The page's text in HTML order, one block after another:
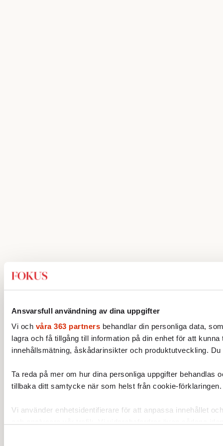
Ansvarsfull användning av dina uppgifter
Vi och våra 363 partners behandlar din personliga data,
lagra och få tillgång till information på din enhet för att
innehållsmätning, åskådarinsikter och produktutveckling.
Ta reda på mer om hur dina personliga uppgifter behandlas
tillbaka ditt samtycke när som helst från cookie-förklaringen.
Vi använder enhetsidentifierare för att anpassa innehållet
Om Fokus
Köpvillkor
Prenumerera
Kontakta oss
Information
Personuppgiftspolicy
Betalningar med Klarna